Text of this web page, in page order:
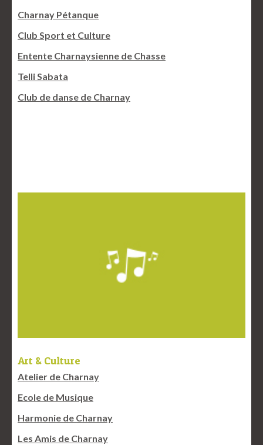
Charnay Pétanque
Club Sport et Culture
Entente Charnaysienne de Chasse
Telli Sabata
Club de danse de Charnay
Art & Culture
Atelier de Charnay
Ecole de Musique
Harmonie de Charnay
Les Amis de Charnay